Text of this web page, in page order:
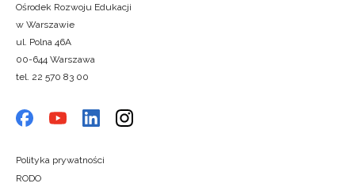
Ośrodek Rozwoju Edukacji
w Warszawie
ul. Polna 46A
00-644 Warszawa
tel. 22 570 83 00
Polityka prywatności
RODO